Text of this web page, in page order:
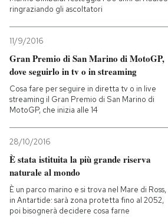
ringraziando gli ascoltatori
11/9/2016
Gran Premio di San Marino di MotoGP,
dove seguirlo in tv o in streaming
Cosa fare per seguire in diretta tv o in live
streaming il Gran Premio di San Marino di
MotoGP, che inizia alle 14
28/10/2016
È stata istituita la più grande riserva
naturale al mondo
È un parco marino e si trova nel Mare di Ross,
in Antartide: sarà zona protetta fino al 2052,
poi bisognerà decidere cosa farne